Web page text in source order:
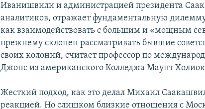
Иванишвили и администрацией президента
аналитиков, отражает фундаментальную
как взаимодействовать с большим и «мощным
прежнему склонен рассматривать бывшие
своих колоний, считает профессор по
Джонс из американского Колледжа Маунт
Жесткий подход, как это делал Михаил
реакцией. Но слишком близкие отношения с